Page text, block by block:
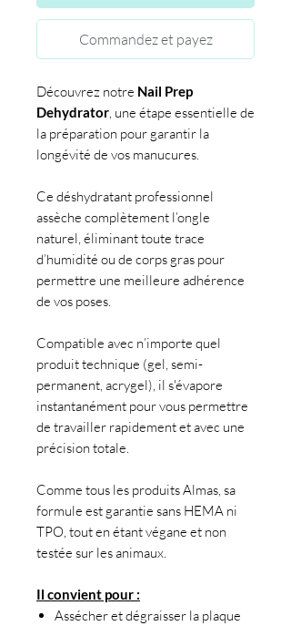
Commandez et payez
Découvrez notre Nail Prep
Dehydrator, une étape essentielle de
la préparation pour garantir la
longévité de vos manucures.
Ce déshydratant professionnel
assèche complètement l’ongle
naturel, éliminant toute trace
d’humidité ou de corps gras pour
permettre une meilleure adhérence
de vos poses.
Compatible avec n’importe quel
produit technique (gel, semi-
permanent, acrygel), il s'évapore
instantanément pour vous permettre
de travailler rapidement et avec une
précision totale.
Comme tous les produits Almas, sa
formule est garantie sans HEMA ni
TPO, tout en étant végane et non
testée sur les animaux.
Il convient pour :
Assécher et dégraisser la plaque